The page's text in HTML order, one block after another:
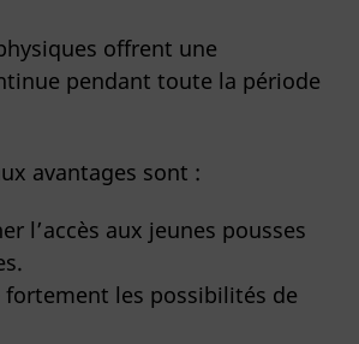
offrent une
pendant toute la période
avantages sont :
l’accès aux jeunes pousses
fortement les possibilités de